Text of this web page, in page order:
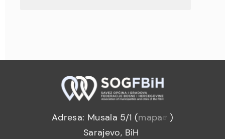
Adresa: Musala 5/1 (mapa
)
Sarajevo, BiH